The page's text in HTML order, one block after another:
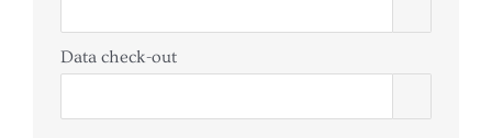
Data check-out